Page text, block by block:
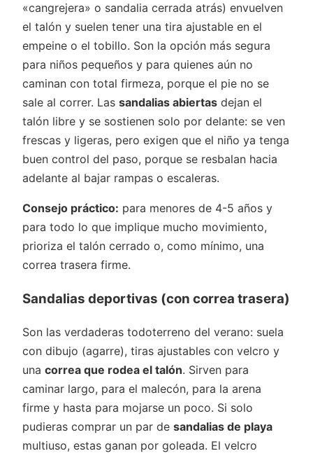
«cangrejera» o sandalia cerrada atrás) envuelven
el talón y suelen tener una tira ajustable en el
empeine o el tobillo. Son la opción más segura
para niños pequeños y para quienes aún no
caminan con total firmeza, porque el pie no se
sale al correr. Las sandalias abiertas dejan el
talón libre y se sostienen solo por delante: se ven
frescas y ligeras, pero exigen que el niño ya tenga
buen control del paso, porque se resbalan hacia
adelante al bajar rampas o escaleras.
Consejo práctico: para menores de 4-5 años y
para todo lo que implique mucho movimiento,
prioriza el talón cerrado o, como mínimo, una
correa trasera firme.
Sandalias deportivas (con correa trasera)
Son las verdaderas todoterreno del verano: suela
con dibujo (agarre), tiras ajustables con velcro y
una correa que rodea el talón. Sirven para
caminar largo, para el malecón, para la arena
firme y hasta para mojarse un poco. Si solo
pudieras comprar un par de sandalias de playa
multiuso, estas ganan por goleada. El velcro